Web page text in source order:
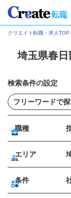
クリエイト転職・求人TOP
埼玉県春
検索条件の設定
職種
エリア
条件